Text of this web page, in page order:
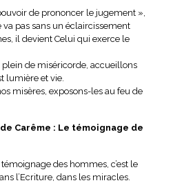
de prononcer le jugement »,
va pas sans un éclaircissement
il devient Celui qui exerce le
de miséricorde, accueillons
lumière et vie.
misères, exposons-les au feu de
Carême : Le témoignage de
des hommes, c’est le
l’Ecriture, dans les miracles.